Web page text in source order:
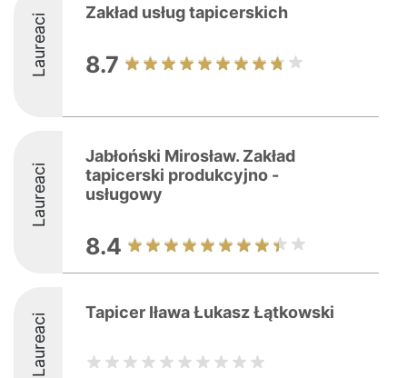
Laureaci Zakład usług tapicerskich
8.7
Laureaci
Jabłoński Mirosław. Zakład
tapicerski produkcyjno -
usługowy
8.4
Laureaci Tapicer Iława Łukasz Łątkowski